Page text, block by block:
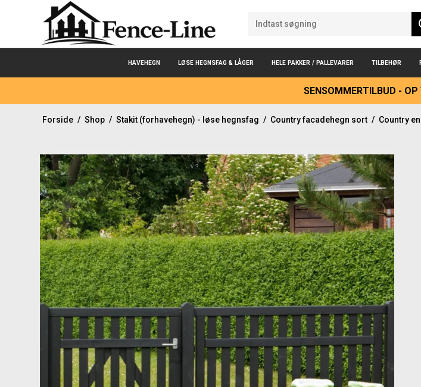
HAVEHEGN LØSE HEGNSFAG & LÅGER HELE PAKKER / PALLEVARER TILBEHØR
SENSOMMERTILBUD -
Forside / Shop / Stakit (forhavehegn) - løse hegnsfag / Country facadehegn sort / Country